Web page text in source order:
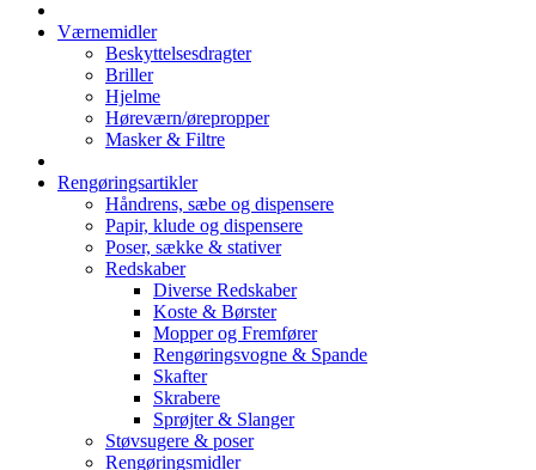
Værnemidler
Beskyttelsesdragter
Briller
Hjelme
Høreværn/ørepropper
Masker & Filtre
Rengøringsartikler
Håndrens, sæbe og dispensere
Papir, klude og dispensere
Poser, sække & stativer
Redskaber
Diverse Redskaber
Koste & Børster
Mopper og Fremfører
Rengøringsvogne & Spande
Skafter
Skrabere
Sprøjter & Slanger
Støvsugere & poser
Rengøringsmidler